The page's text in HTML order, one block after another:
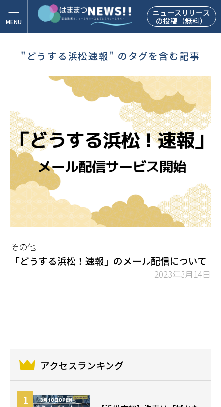
ニュースリリース
の投稿（無料）
"どうする浜松速報" のタグを含む記事
その他
「どうする浜松！速報」のメール配信について
2023年3月14日
アクセスランキング